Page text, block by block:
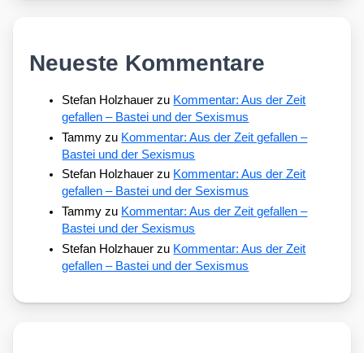
Neueste Kommentare
Stefan Holzhauer zu Kommentar: Aus der Zeit
gefallen – Bastei und der Sexismus
Tammy zu Kommentar: Aus der Zeit gefallen –
Bastei und der Sexismus
Stefan Holzhauer zu Kommentar: Aus der Zeit
gefallen – Bastei und der Sexismus
Tammy zu Kommentar: Aus der Zeit gefallen –
Bastei und der Sexismus
Stefan Holzhauer zu Kommentar: Aus der Zeit
gefallen – Bastei und der Sexismus